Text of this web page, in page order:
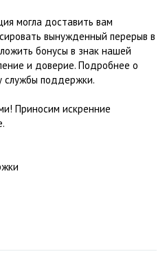
могла доставить вам
вынужденный перерыв в
бонусы в знак нашей
и доверие. Подробнее о
службы поддержки.
Приносим искренние